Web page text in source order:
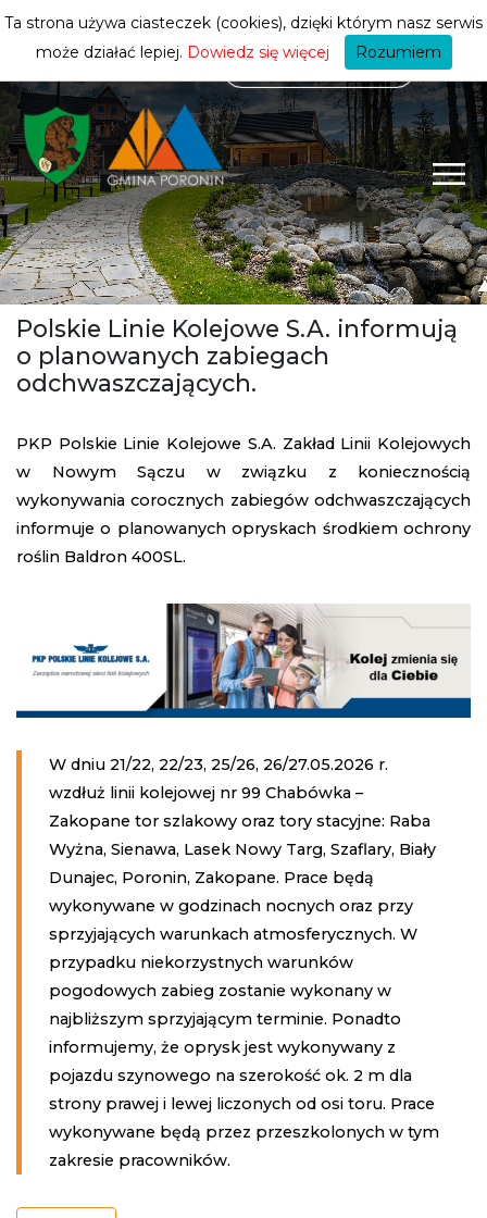
mieszkańca
Polskie Linie Kolejowe S.A. informują
o planowanych zabiegach
odchwaszczających.
PKP Polskie Linie Kolejowe S.A. Zakład Linii Kolejowych
w Nowym Sączu w związku z koniecznością
wykonywania corocznych zabiegów odchwaszczających
informuje o planowanych opryskach środkiem ochrony
roślin Baldron 400SL.
W dniu 21/22, 22/23, 25/26, 26/27.05.2026 r.
wzdłuż linii kolejowej nr 99 Chabówka –
Zakopane tor szlakowy oraz tory stacyjne: Raba
Wyżna, Sienawa, Lasek Nowy Targ, Szaflary, Biały
Dunajec, Poronin, Zakopane. Prace będą
wykonywane w godzinach nocnych oraz przy
sprzyjających warunkach atmosferycznych. W
przypadku niekorzystnych warunków
pogodowych zabieg zostanie wykonany w
najbliższym sprzyjającym terminie. Ponadto
informujemy, że oprysk jest wykonywany z
pojazdu szynowego na szerokość ok. 2 m dla
strony prawej i lewej liczonych od osi toru. Prace
wykonywane będą przez przeszkolonych w tym
zakresie pracowników.
Ta strona używa ciasteczek (cookies), dzięki którym nasz serwis
może działać lepiej. Dowiedz się więcej Rozumiem